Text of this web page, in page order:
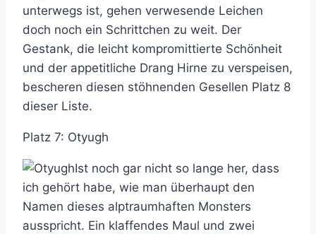
unterwegs ist, gehen verwesende Leichen
doch noch ein Schrittchen zu weit. Der
Gestank, die leicht kompromittierte Schönheit
und der appetitliche Drang Hirne zu verspeisen,
bescheren diesen stöhnenden Gesellen Platz 8
dieser Liste.
Platz 7: Otyugh
Ist noch gar nicht so lange her, dass
ich gehört habe, wie man überhaupt den
Namen dieses alptraumhaften Monsters
ausspricht. Ein klaffendes Maul und zwei